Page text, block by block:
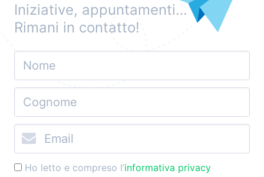
Iniziative, appuntamenti…
Rimani in contatto!
Ho letto e compreso l’informativa privacy